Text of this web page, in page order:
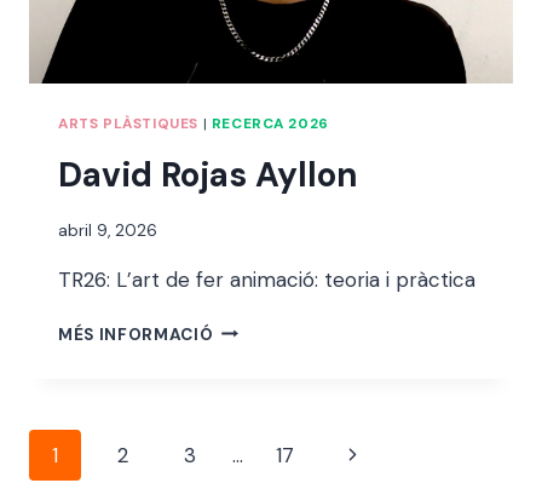
ARTS PLÀSTIQUES | RECERCA 2026
David Rojas Ayllon
Per
bello i
abril 9, 2026
TR26: L’art de fer animació: teoria i pràctica
MÉS INFORMACIÓ DAVID
Navegació
1 2 3 … 17
Pàgina